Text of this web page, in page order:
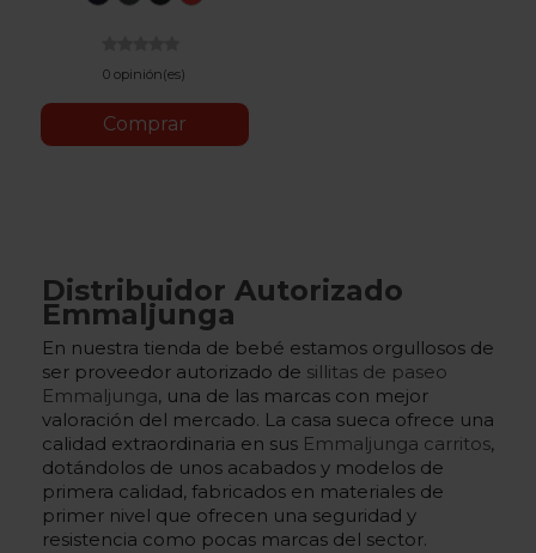
0 opinión(es)
Comprar
Distribuidor Autorizado
Emmaljunga
En nuestra tienda de bebé estamos orgullosos de
ser proveedor autorizado de sillitas de paseo
Emmaljunga, una de las marcas con mejor
valoración del mercado. La casa sueca ofrece una
calidad extraordinaria en sus Emmaljunga carritos,
dotándolos de unos acabados y modelos de
primera calidad, fabricados en materiales de
primer nivel que ofrecen una seguridad y
resistencia como pocas marcas del sector.